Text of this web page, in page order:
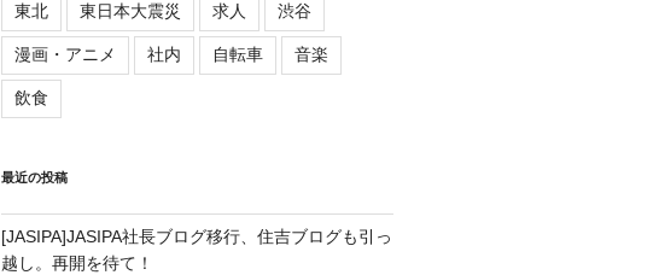
東北 東日本大震災 求人 渋谷
漫画・アニメ 社内 自転車 音楽
飲食
最近の投稿
[JASIPA]JASIPA社長ブログ移行、住吉ブログも引っ
越し。再開を待て！